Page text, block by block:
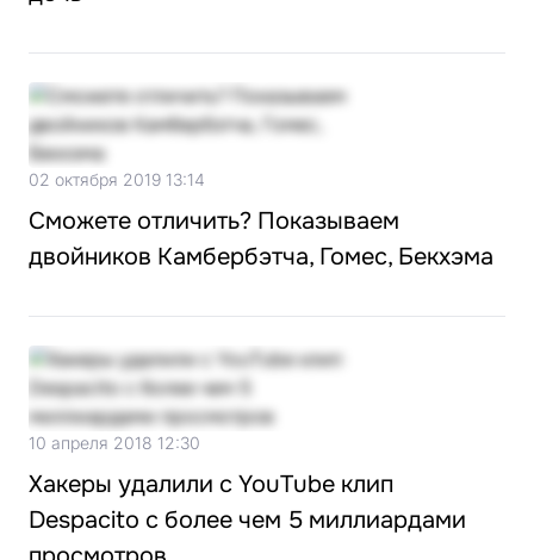
02 октября 2019 13:14
Сможете отличить? Показываем
двойников Камбербэтча, Гомес, Бекхэма
10 апреля 2018 12:30
Хакеры удалили с YouTube клип
Despacito с более чем 5 миллиардами